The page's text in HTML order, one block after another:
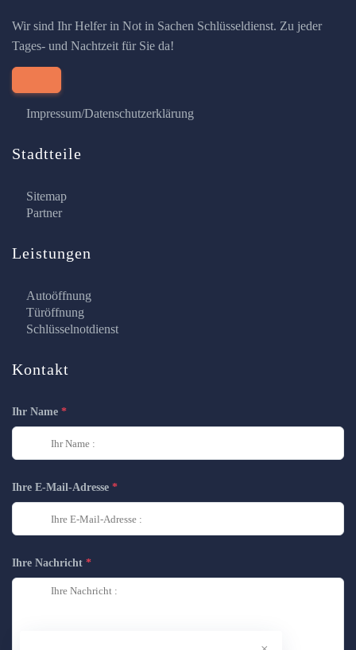
Wir sind Ihr Helfer in Not in Sachen Schlüsseldienst. Zu jeder
Tages- und Nachtzeit für Sie da!
Impressum/Datenschutzerklärung
Stadtteile
Sitemap
Partner
Leistungen
Autoöffnung
Türöffnung
Schlüsselnotdienst
Kontakt
Ihr Name
Ihre E-Mail-Adresse
Ihre Nachricht